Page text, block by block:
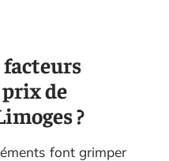
facteurs
de
?
font grimper